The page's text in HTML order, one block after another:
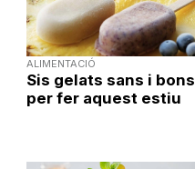
ALIMENTACIÓ
Sis gelats sans i bons
per fer aquest estiu